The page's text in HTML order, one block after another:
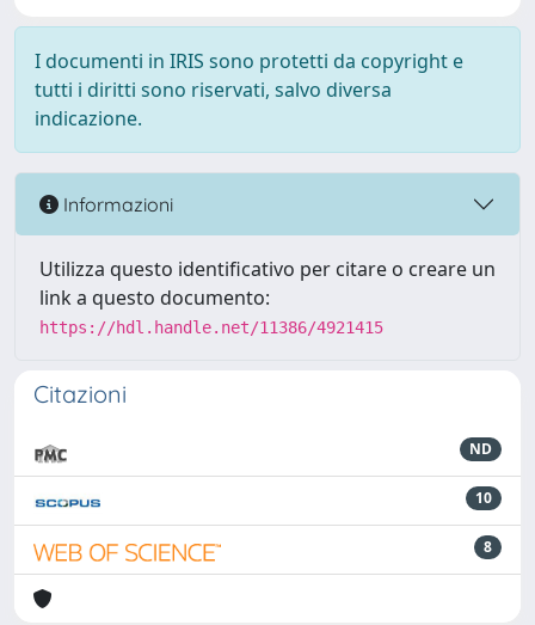
I documenti in IRIS sono protetti da copyright e
tutti i diritti sono riservati, salvo diversa
indicazione.
Informazioni
Utilizza questo identificativo per citare o creare un
link a questo documento:
https://hdl.handle.net/11386/4921415
Citazioni
ND
10
8